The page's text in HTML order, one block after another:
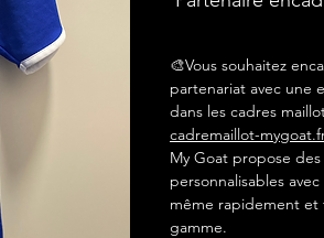
🎨Vous souhaitez
partenariat avec une
dans les cadres
cadremaillot-
My Goat propose
personnalisables
même rapidement
gamme.